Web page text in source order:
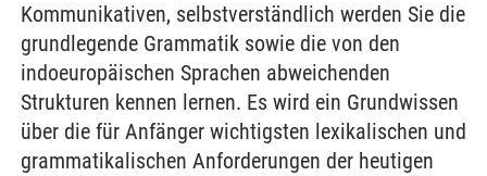
Kommunikativen, selbstverständlich werden Sie die
grundlegende Grammatik sowie die von den
indoeuropäischen Sprachen abweichenden
Strukturen kennen lernen. Es wird ein Grundwissen
über die für Anfänger wichtigsten lexikalischen und
grammatikalischen Anforderungen der heutigen